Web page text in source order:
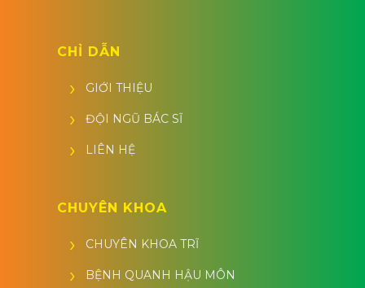
CHỈ DẪN
GIỚI THIỆU
ĐỘI NGŨ BÁC SĨ
LIÊN HỆ
CHUYÊN KHOA
CHUYÊN KHOA TRĨ
BỆNH QUANH HẬU MÔN